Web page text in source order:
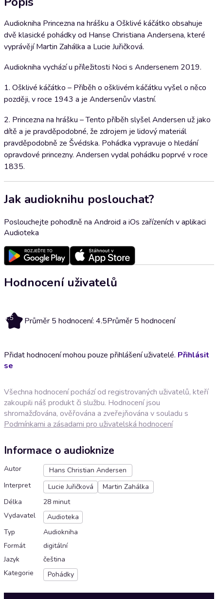
Audiokniha Princezna na hrášku a Ošklivé káčátko obsahuje
dvě klasické pohádky od Hanse Christiana Andersena, které
vyprávějí Martin Zahálka a Lucie Juřičková.
Audiokniha vychází u příležitosti Noci s Andersenem 2019.
1. Ošklivé káčátko – Příběh o ošklivém káčátku vyšel o něco
později, v roce 1943 a je Andersenův vlastní.
2. Princezna na hrášku – Tento příběh slyšel Andersen už jako
dítě a je pravděpodobné, že zdrojem je lidový materiál
pravděpodobně ze Švédska. Pohádka vypravuje o hledání
opravdové princezny. Andersen vydal pohádku poprvé v roce
1835.
Jak audioknihu poslouchat?
Poslouchejte pohodlně na Android a iOs zařízeních v aplikaci
Audioteka
Hodnocení uživatelů
4.5 Průměr 5 hodnocení: 4.5Průměr 5 hodnocení
Přidat hodnocení mohou pouze přihlášení uživatelé. Přihlásit
se
Všechna hodnocení pochází od registrovaných uživatelů, kteří
zakoupili náš produkt či službu. Hodnocení jsou
shromažďována, ověřována a zveřejňována v souladu s
Podmínkami a zásadami pro uživatelská hodnocení
Informace o audioknize
Autor
Hans Christian Andersen
Interpret
Lucie Juřičková
Martin Zahálka
Délka
28 minut
Vydavatel
Audioteka
Typ
Audiokniha
Formát
digitální
Jazyk
čeština
Kategorie
Pohádky